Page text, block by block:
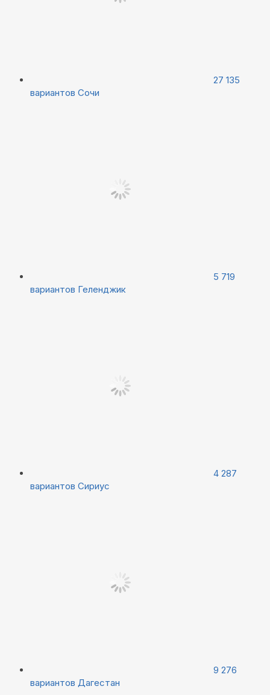
27 135
вариантов Сочи
5 719
вариантов Геленджик
4 287
вариантов Сириус
9 276
вариантов Дагестан